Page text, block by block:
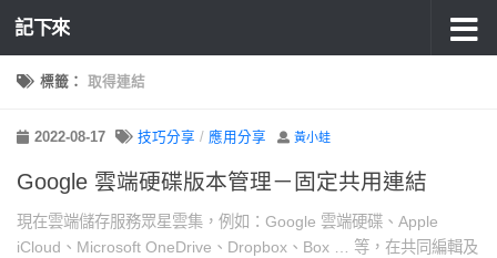
記下來
標籤： 取得連結
2022-08-17 技巧分享 / 應用分享 黃小蛙
Google 雲端硬碟版本管理－固定共用連結
現在雲端儲存服務眾星雲集，例如：Google 雲端硬碟、Apple
iCloud、Microsoft OneDrive、Dropbox、Box … 等，在共同編輯及